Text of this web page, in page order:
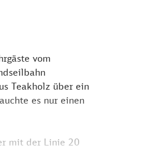
vom
Teakholz über ein
es nur einen
mit der Linie 20